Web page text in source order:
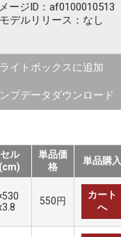
ージID：af0100010513
モデルリリース：なし
ライトボックスに追加
プデータダウンロード
ル
単品価
格
単品購入
550円
カート
へ